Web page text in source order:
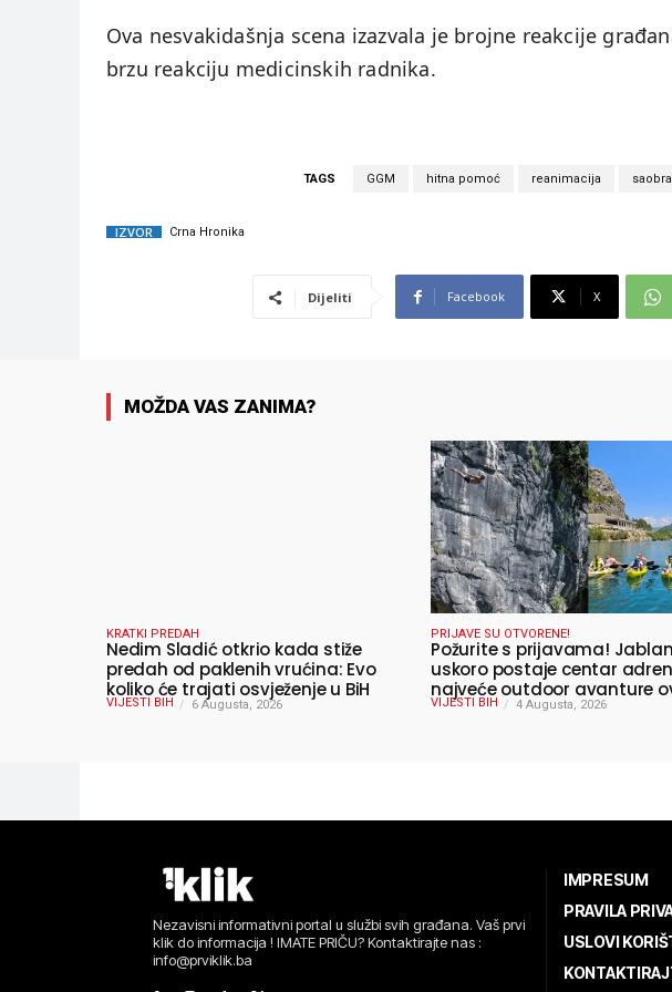
Ova nesvakidašnja scena izazvala je brojne reakcije
brzu reakciju medicinskih radnika.
TAGS GGM hitna pomoć reanimacija
IZVOR Crna Hronika
Dijeliti Facebook X
MOŽDA VAS ZANIMA?
KRATKI PREDAH
Nedim Sladić otkrio kada stiže
predah od paklenih vrućina: Evo
koliko će trajati osvježenje u BiH
VIJESTI BIH 6 Augusta, 2026
PRIJAVE SU OTVORENE!
Požurite s prijavama!
uskoro postaje centar
najveće outdoor avanture
ljeta
VIJESTI BIH 4 Augusta, 2026
Nezavisni informativni portal u službi svih građana. Vaš prvi
klik do informacija ! IMATE PRIČU? Kontaktirajte nas :
info@prviklik.ba
IMPRESUM
PRAVILA
USLOVI